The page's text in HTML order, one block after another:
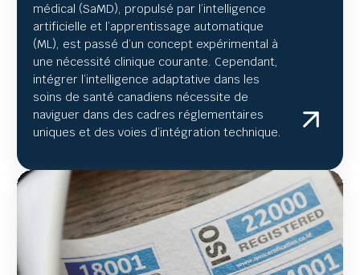
médical (SaMD), propulsé par l’intelligence
artificielle et l’apprentissage automatique
(ML), est passé d’un concept expérimental à
une nécessité clinique courante. Cependant,
intégrer l’intelligence adaptative dans les
soins de santé canadiens nécessite de
naviguer dans des cadres réglementaires
uniques et des voies d’intégration technique.